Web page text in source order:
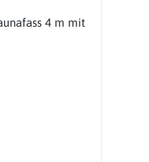
4 m mit